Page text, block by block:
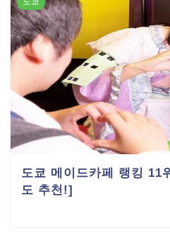
도쿄 메이드카페 랭킹 11
도 추천!]